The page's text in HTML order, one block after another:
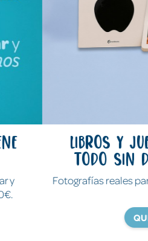
Libros y juegos
todo sin decir
Fotografías reales para
QUIERO